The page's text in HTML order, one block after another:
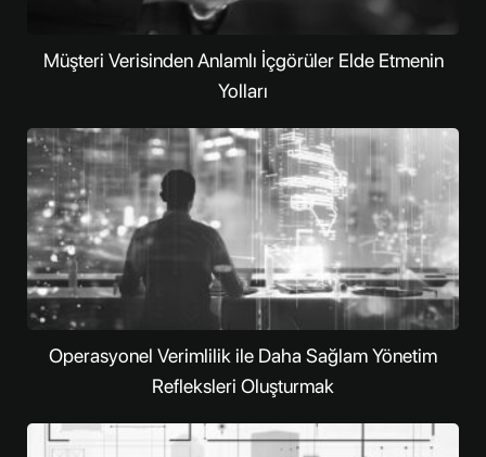
Müşteri Verisinden Anlamlı İçgörüler Elde Etmenin
Yolları
Operasyonel Verimlilik ile Daha Sağlam Yönetim
Refleksleri Oluşturmak